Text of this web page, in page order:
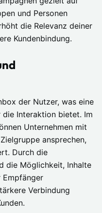
und Personen
die Relevanz deiner
Kundenbindung.
der Nutzer, was eine
die Interaktion bietet. Im
Unternehmen mit
ansprechen,
Durch die
die Möglichkeit, Inhalte
Verbindung